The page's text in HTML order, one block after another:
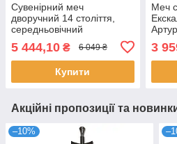
Сувенірний меч
дворучний 14 століття,
середньовічний
подарунок, виробництво
Іспанія
5 444,10 ₴ 6 049 ₴
Купити
Меч
3
Акційні пропозиції та
–10%